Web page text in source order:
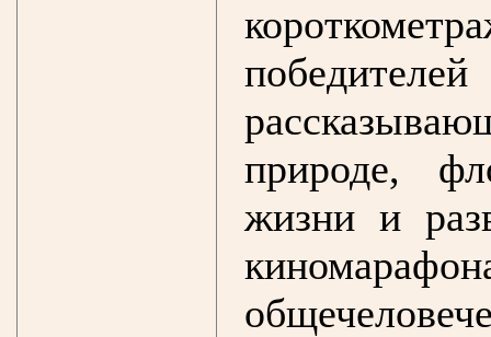
природе,
жизни и